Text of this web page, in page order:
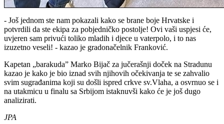
- Još jednom ste nam pokazali kako se brane boje Hrvatske i
potvrdili da ste ekipa za pobjedničko postolje! Ovi vaši uspjesi će,
uvjeren sam privući toliko mladih i djece u vaterpolo, i to nas
izuzetno veseli! - kazao je gradonačelnik Franković.
Kapetan „barakuda” Marko Bijač za jučerašnji doček na Stradunu
kazao je kako je bio iznad svih njihovih očekivanja te se zahvalio
svim sugrađanima koji su došli ispred crkve sv.Vlaha, a osvrnuo se i
na utakmicu u finalu sa Srbijom istaknuvši kako će je još dugo
analizirati.
JPA